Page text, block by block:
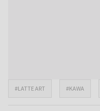
#LATTE ART #KAWA